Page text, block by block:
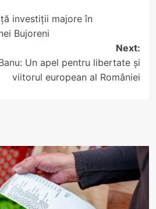
investiții majore în
Bujoreni
Next:
Un apel pentru libertate și
viitorul european al României